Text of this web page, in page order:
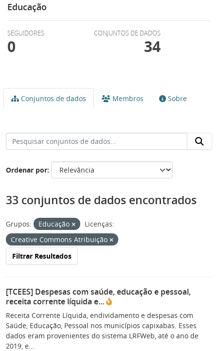
Educação
SEGUIDORES
0
CONJUNTOS DE DADOS
34
Conjuntos de dados Membros Sobre
Ordenar por
33 conjuntos de dados encontrados
Grupos: Educação
Licenças:
Creative Commons Atribuição
Filtrar Resultados
[TCEES] Despesas com saúde, educação e pessoal,
receita corrente líquida e...
Receita Corrente Líquida, endividamento e despesas com
Saúde, Educação, Pessoal nos municípios capixabas. Esses
dados eram provenientes do sistema LRFWeb, até o ano de
2019, e...